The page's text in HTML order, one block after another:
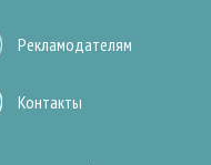
Рекламодателям
Контакты